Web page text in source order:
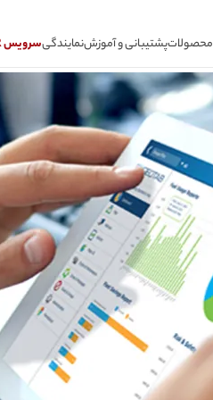
محصولاتپشتیبانی و آموزشنمایندگیسرویس CSR سامانه مودیان